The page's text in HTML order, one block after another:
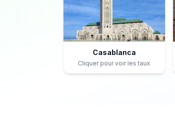
Casablanca
Cliquer pour voir les taux